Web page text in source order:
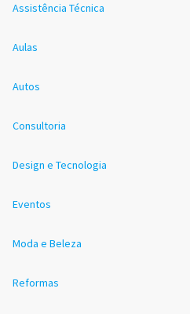
Assistência Técnica
Aulas
Autos
Consultoria
Design e Tecnologia
Eventos
Moda e Beleza
Reformas